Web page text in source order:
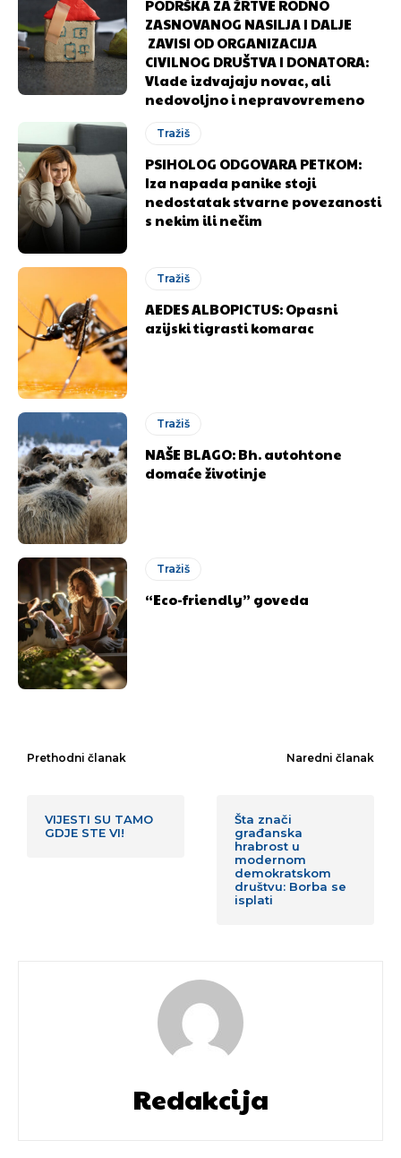
Ovim putem želimo da vam se zahvalimo što ste
odlučili da pustite Vašu priču da živi, Redakcija
Objavi.ba
[wpuf_form id=”7463”]
Ovim putem želimo da vam se zahvalimo što ste
odlučili da pustite Vašu priču da živi, Redakcija
Objavi.ba
[wpuf_form id=”7463”]
PODRŠKA ZA ŽRTVE RODNO
ZASNOVANOG NASILJA I DALJE
ZAVISI OD ORGANIZACIJA
CIVILNOG DRUŠTVA I DONATORA:
Vlade izdvajaju novac, ali
nedovoljno i nepravovremeno
Tražiš
PSIHOLOG ODGOVARA PETKOM:
Iza napada panike stoji
nedostatak stvarne povezanosti
s nekim ili nečim
Tražiš
AEDES ALBOPICTUS: Opasni
azijski tigrasti komarac
Tražiš
NAŠE BLAGO: Bh. autohtone
domaće životinje
Tražiš
“Eco-friendly” goveda
Prethodni članak
VIJESTI SU TAMO
GDJE STE VI!
Naredni članak
Šta znači
građanska
hrabrost u
modernom
demokratskom
društvu: Borba se
isplati
Redakcija